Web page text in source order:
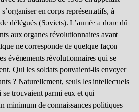
en corps représentatifs, à
délégués (Soviets). L’armée a donc dû
aux organes révolutionnaires avant
ne corresponde de quelque façon
événements révolutionnaires qui se
Qui les soldats pouvaient-ils envoyer
? Naturellement, seuls les intellectuels
se trouvaient parmi eux et qui
minimum de connaissances politiques